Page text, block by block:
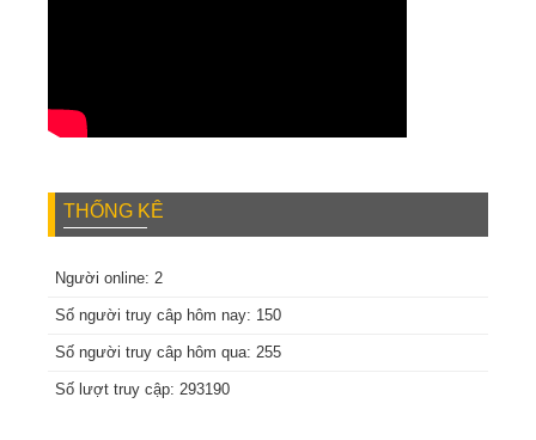
THỐNG KÊ
Người online: 2
Số người truy câp hôm nay: 150
Số người truy câp hôm qua: 255
Số lượt truy cập: 293190